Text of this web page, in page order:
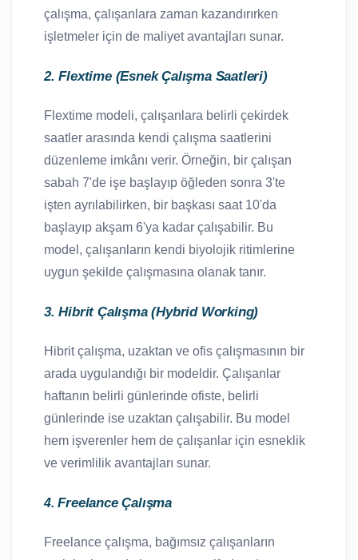
çalışma, çalışanlara zaman kazandırırken
işletmeler için de maliyet avantajları sunar.
2. Flextime (Esnek Çalışma Saatleri)
Flextime modeli, çalışanlara belirli çekirdek
saatler arasında kendi çalışma saatlerini
düzenleme imkânı verir. Örneğin, bir çalışan
sabah 7'de işe başlayıp öğleden sonra 3'te
işten ayrılabilirken, bir başkası saat 10'da
başlayıp akşam 6'ya kadar çalışabilir. Bu
model, çalışanların kendi biyolojik ritimlerine
uygun şekilde çalışmasına olanak tanır.
3. Hibrit Çalışma (Hybrid Working)
Hibrit çalışma, uzaktan ve ofis çalışmasının bir
arada uygulandığı bir modeldir. Çalışanlar
haftanın belirli günlerinde ofiste, belirli
günlerinde ise uzaktan çalışabilir. Bu model
hem işverenler hem de çalışanlar için esneklik
ve verimlilik avantajları sunar.
4. Freelance Çalışma
Freelance çalışma, bağımsız çalışanların